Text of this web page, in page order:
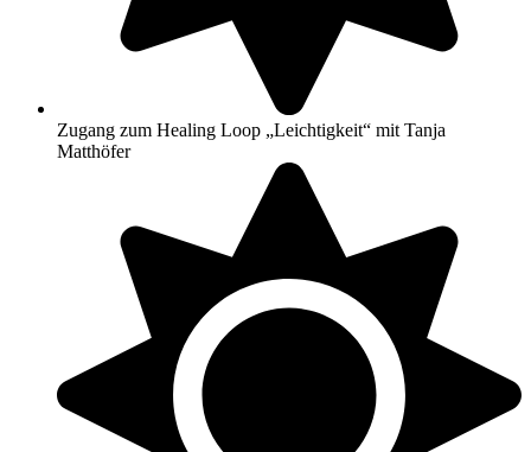
Zugang zum Healing Loop „Leichtigkeit“ mit Tanja
Matthöfer